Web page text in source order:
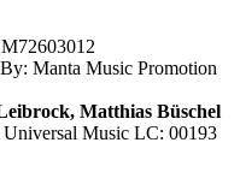
Manta Music Promotion
Matthias Büschel
Music LC: 00193